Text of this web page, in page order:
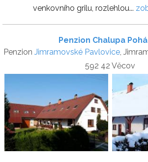
venkovního grilu, rozlehlou...
Penzion Chalupa
Penzion Jimramovské Pavlovice,
592 42 Věcov